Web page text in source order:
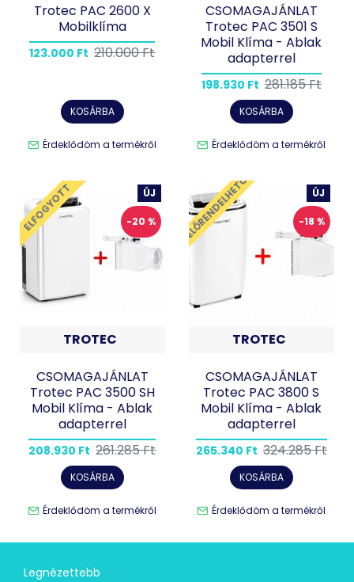
Trotec PAC 2600 X
Mobilklíma
123.000 Ft 210.000 Ft
KOSÁRBA
Érdeklődöm a termékről
CSOMAGAJÁNLAT
Trotec PAC 3501 S
Mobil Klíma - Ablak
adapterrel
198.930 Ft 281.185 Ft
KOSÁRBA
Érdeklődöm a termékről
ÚJ
-20 %
ELFOGYOTT
TROTEC
CSOMAGAJÁNLAT
Trotec PAC 3500 SH
Mobil Klíma - Ablak
adapterrel
208.930 Ft 261.285 Ft
KOSÁRBA
Érdeklődöm a termékről
ÚJ
-18 %
ELŐRENDELHETŐ
TROTEC
CSOMAGAJÁNLAT
Trotec PAC 3800 S
Mobil Klíma - Ablak
adapterrel
265.340 Ft 324.285 Ft
KOSÁRBA
Érdeklődöm a termékről
Legnézettebb